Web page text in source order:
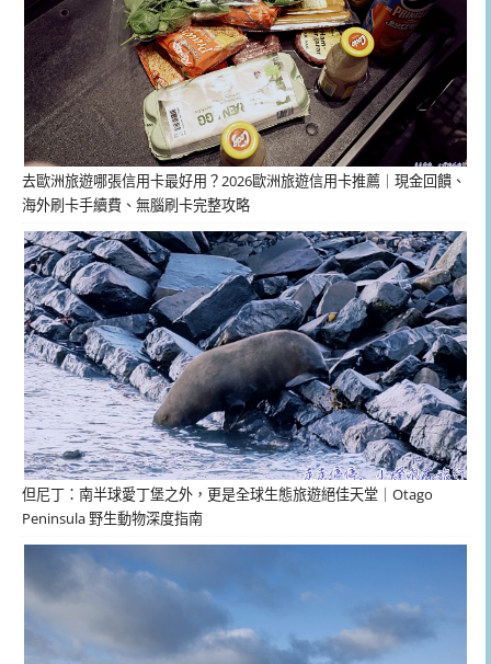
去歐洲旅遊哪張信用卡最好用？2026歐洲旅遊信用卡推薦｜現金回饋、
海外刷卡手續費、無腦刷卡完整攻略
但尼丁：南半球愛丁堡之外，更是全球生態旅遊絕佳天堂｜Otago
Peninsula 野生動物深度指南